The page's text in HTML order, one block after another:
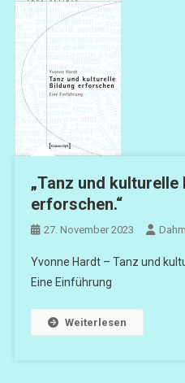
„Tanz und kulturelle
erforschen.“
27. November 2023
Yvonne Hardt – Tanz und
Eine Einführung
Weiterlesen